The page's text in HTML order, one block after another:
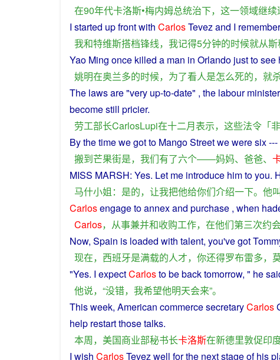
在90年代卡洛斯•梅内姆总统治下， 这一领域继续
I started upfront with CarlosTevezand I remember
我和特维斯搭档锋线， 我记得5分钟的时候就从斯
Yao Ming once killed a man in Orlando justtosee
姚明在奥兰多的时候， 为了看人是怎么死的， 就
The lawsare "very up-to-date" , the labour minister
becomestill pricier.
劳工部长CarlosLupi在十二月表示， 这些法令 「
By the timewegotto MangoStreetweweresix---
搬到芒果街是， 我们有了六个——妈妈、 爸爸、
MISS MARSH: Yes. Let me introduce himtoyou.
马什小姐 ： 是的， 让我把他给你们介绍一下。 他
Carlosengagetoannexand purchase , when
Carlos， 从事兼并和收购工作， 在他们第三次约
Now, Spain is loaded with talent, you'vegot
现在， 西班牙是满载的人才， 你还得罗布雷多，
"Yes. I expectCarlostobebacktomorrow, " he
他说，“没错， 我希望他明天会来”。
Thisweek, American commercesecretaryCarlos
help restartthosetalks.
本周， 美国商业部秘书长卡洛斯在新德里敦促印
I wish CarlosTevez well for the nextstageofhis